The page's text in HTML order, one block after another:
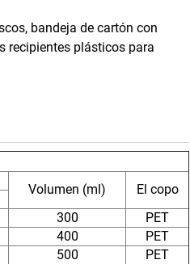
bandeja de cartón con
recipientes plásticos para
Volumen (ml) El copo
300
PET
400
PET
500
PET